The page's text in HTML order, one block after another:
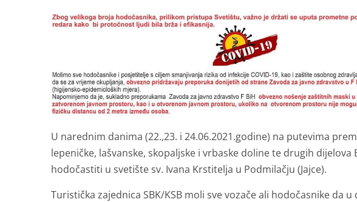
U narednim danima (22.,23. i 24.06.2021.godine) na putevima
lepeničke, lašvanske, skopaljske i vrbaske doline te drugih dijelova
hodočastiti u svetište sv. Ivana Krstitelja u Podmilačju (Jajce).
Turistička zajednica SBK/KSB moli sve vozače ali hodočasnike da